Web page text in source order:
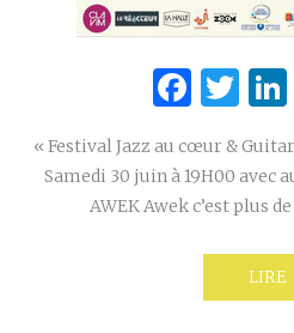
« Festival Jazz au cœur &
Samedi 30 juin à 19H00 avec
AWEK Awek c’est plus
LIRE